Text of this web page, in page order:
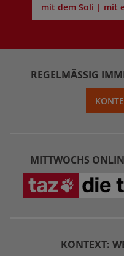
mit dem Soli | mit
REGELMÄSSIG
MITTWOCHS
KONTEXT: